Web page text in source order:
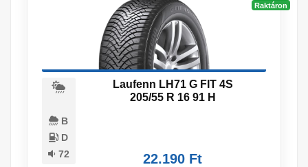
Raktáron
B
D
72
Laufenn LH71 G FIT 4S
205/55 R 16 91 H
22.190 Ft